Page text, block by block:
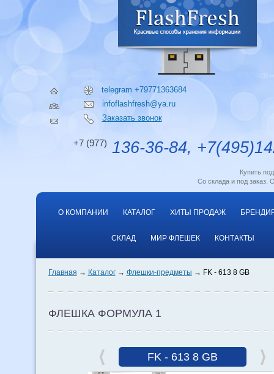
telegram +79771363684
infoflashfresh@ya.ru
Заказать звонок
+7 (977) 136-36-84,
Купить
Со склада и под заказ.
О КОМПАНИИ КАТАЛОГ ХИТЫ ПРОДАЖ
СКЛАД МИР ФЛЕШЕК КОНТАКТЫ
Главная Каталог Флешки-предметы FK - 613 8 GB
ФЛЕШКА ФОРМУЛА 1
FK - 613 8 GB